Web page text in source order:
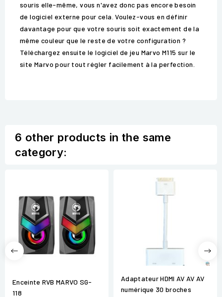
souris elle-même, vous n'avez donc pas encore besoin
de logiciel externe pour cela. Voulez-vous en définir
davantage pour que votre souris soit exactement de la
même couleur que le reste de votre configuration ?
Téléchargez ensuite le logiciel de jeu Marvo M115 sur le
site Marvo pour tout régler facilement à la perfection.
6 other products in the same
category:
Enceinte RVB MARVO SG-
118
Adaptateur HDMI AV AV AV
numérique 30 broches